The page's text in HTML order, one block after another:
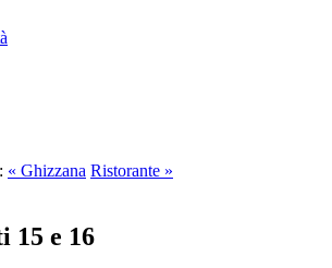
« Ghizzana Ristorante »
15 e 16